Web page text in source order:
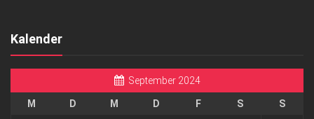
Kalender
September 2024
M D M D F S
S